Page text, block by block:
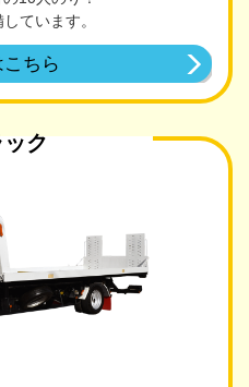
ています。
ちら
ク